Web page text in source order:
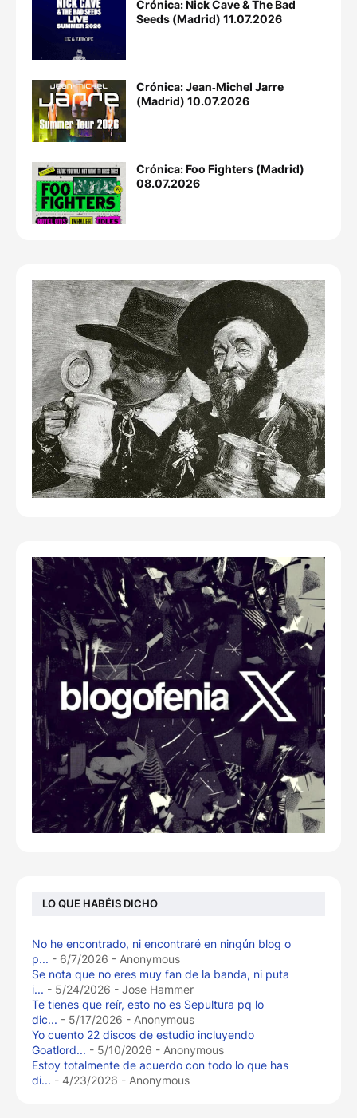
Crónica: Nick Cave & The Bad
Seeds (Madrid) 11.07.2026
Crónica: Jean‐Michel Jarre
(Madrid) 10.07.2026
Crónica: Foo Fighters (Madrid)
08.07.2026
LO QUE HABÉIS DICHO
No he encontrado, ni encontraré en ningún blog o
p... - 6/7/2026 - Anonymous
Se nota que no eres muy fan de la banda, ni puta
i... - 5/24/2026 - Jose Hammer
Te tienes que reír, esto no es Sepultura pq lo
dic... - 5/17/2026 - Anonymous
Yo cuento 22 discos de estudio incluyendo
Goatlord... - 5/10/2026 - Anonymous
Estoy totalmente de acuerdo con todo lo que has
di... - 4/23/2026 - Anonymous